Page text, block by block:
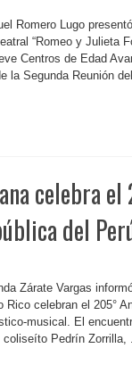
Romero Lugo
“Romeo y Julieta
Centros de Edad
la Segunda Reunión
celebra
del
Zárate Vargas
Rico celebran el 205°
musical. El
Pedrín Zorrilla,